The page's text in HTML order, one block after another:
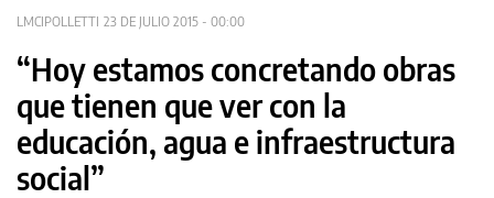
LMCIPOLLETTI 23 DE JULIO 2015 - 00:00
“Hoy estamos concretando obras
que tienen que ver con la
educación, agua e infraestructura
social”